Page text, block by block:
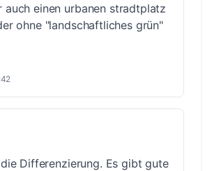
auch einen urbanen stradtplatz
ohne "landschaftliches grün"
Differenzierung. Es gibt gute